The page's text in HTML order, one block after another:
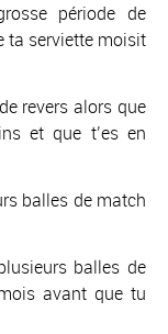
période de
ta serviette moisit
revers alors que
et que t’es en
balles de match
balles de
avant que tu